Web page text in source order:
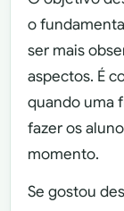
o
ser mais
aspectos. É
quando uma
fazer os
momento.
Se gostou